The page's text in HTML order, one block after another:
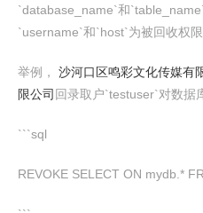
`database_name`和
`username`和`host`为被回收权限
举例， 沙河口区鸣彩文化传媒有
限公司 回录取户`testuser`对数据
```sql
REVOKE SELECT ON mydb.*